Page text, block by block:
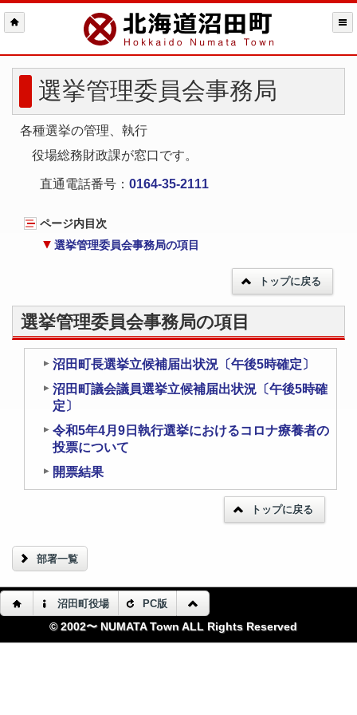
選挙管理委員会事務局
各種選挙の管理、執行
役場総務財政課が窓口です。
直通電話番号： 0164-35-2111
ページ内目次
選挙管理委員会事務局の項目
トップに戻る
選挙管理委員会事務局の項目
沼田町長選挙立候補届出状況〔午後5時確定〕
沼田町議会議員選挙立候補届出状況〔午後5時確
定〕
令和5年4月9日執行選挙におけるコロナ療養者の
投票について
開票結果
トップに戻る
部署一覧
沼田町役場 PC版
© 2002〜 NUMATA Town ALL Rights Reserved